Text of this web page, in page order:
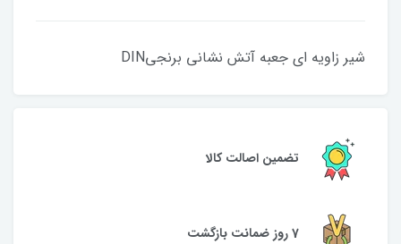
شیر زاویه ای جعبه آتش نشانی برنجیDIN
تضمین اصالت کالا
7 روز ضمانت بازگشت